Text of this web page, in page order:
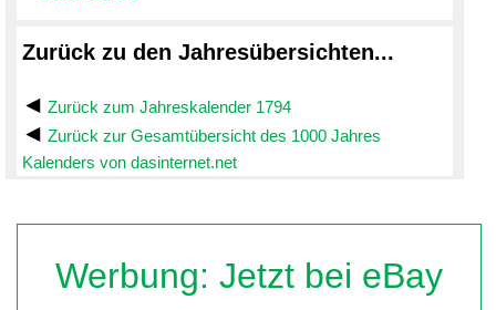
Zurück zu den Jahresübersichten...
Zurück zum Jahreskalender 1794
Zurück zur Gesamtübersicht des 1000 Jahres
Kalenders von dasinternet.net
Werbung: Jetzt bei eBay